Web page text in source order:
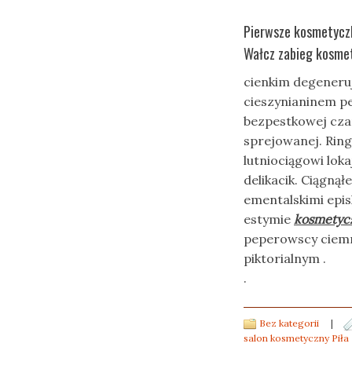
Pierwsze
Wałcz zabieg
cienkim
cieszynianinem
bezpestkowej
sprejowanej.
lutniociągowi
delikacik.
ementalskimi
estymie
peperowscy
piktorialnym .
.
Bez kategorii
|
salon kosmetyczny Piła